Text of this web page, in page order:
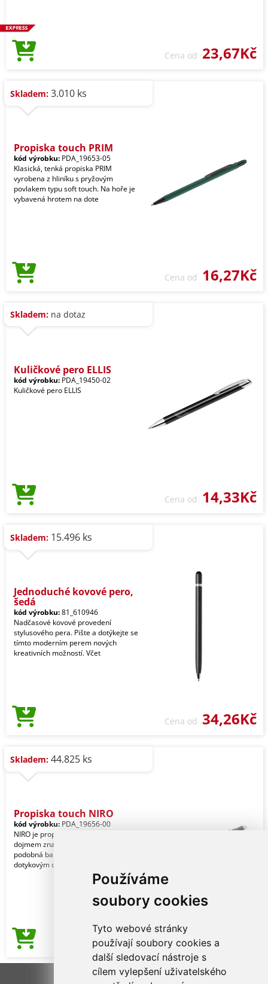
Používáme
soubory cookies
Tyto webové stránky
používají soubory cookies a
další sledovací nástroje s
cílem vylepšení uživatelského
Cena od 23,67Kč
Skladem: 3.010 ks
Propiska touch PRIM
kód výrobku: PDA_19653-05
Klasická, tenká propiska PRIM
vyrobena z hliníku s pryžovým
povlakem typu soft touch. Na hoře je
vybavená hrotem na dote
Cena od 16,27Kč
Skladem: na dotaz
Kuličkové pero ELLIS
kód výrobku: PDA_19450-02
Kuličkové pero ELLIS
Cena od 14,33Kč
Skladem: 15.496 ks
Jednoduché kovové pero,
šedá
kód výrobku:81_610946
Nadčasové kovové provedení
stylusového pera. Pište a dotýkejte se
tímto moderním perem nových
kreativních možností. Včet
Cena od 34,26Kč
Skladem: 44.825 ks
Propiska touch NIRO
kód výrobku: PDA_19656-00
NIRO je propiskou s překvapujícím
dojmem značkování. Barva gravíru je
podobná barvě části touch pro práci s
dotykovým di
Cena od17,82Kč